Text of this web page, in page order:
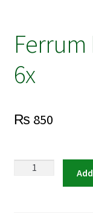
6x
₨ 850
Ferrum